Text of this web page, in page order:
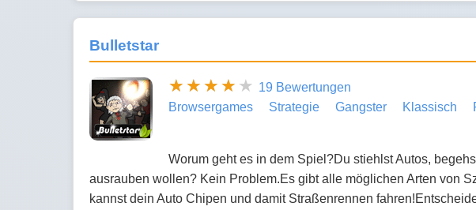
Bulletstar
19 Bewertungen
Browsergames
Strategie Gangster Klassisch
Worum geht es in dem Spiel?Du stiehlst Autos,
ausrauben wollen? Kein Problem.Es gibt alle möglichen Arten von
kannst dein Auto Chipen und damit Straßenrennen